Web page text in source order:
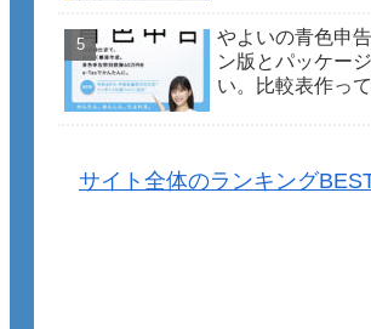
やよいの青色申
ン版とパッケー
い。比較表作っ
サイト全体のランキング